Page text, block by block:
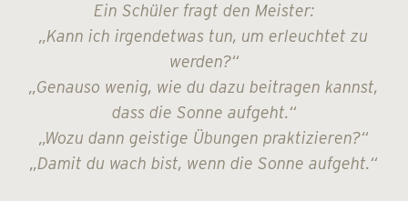
Ein Schüler fragt den Meister:
„Kann ich irgendetwas tun, um erleuchtet zu
werden?“
„Genauso wenig, wie du dazu beitragen kannst,
dass die Sonne aufgeht.“
„Wozu dann geistige Übungen praktizieren?“
„Damit du wach bist, wenn die Sonne aufgeht.“